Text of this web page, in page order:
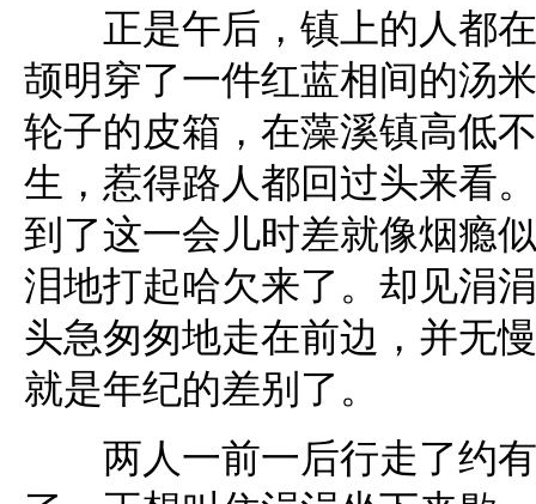
正是午后，镇上的人都在
颉明穿了一件红蓝相间的汤
轮子的皮箱，在藻溪镇高低
生，惹得路人都回过头来看
到了这一会儿时差就像烟瘾
泪地打起哈欠来了。却见涓
头急匆匆地走在前边，并无
就是年纪的差别了。
两人一前一后行走了约有